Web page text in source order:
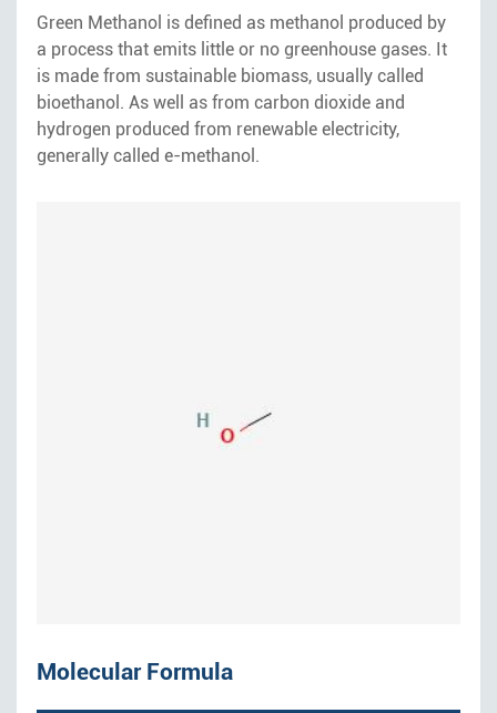
Green Methanol is defined as methanol produced by
a process that emits little or no greenhouse gases. It
is made from sustainable biomass, usually called
bioethanol. As well as from carbon dioxide and
hydrogen produced from renewable electricity,
generally called e-methanol.
Molecular Formula